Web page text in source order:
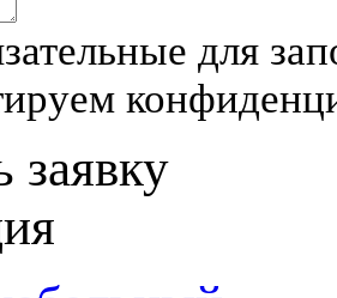
для
заявку